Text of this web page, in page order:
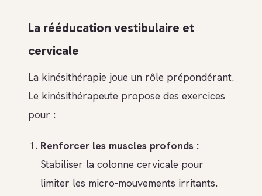
La rééducation vestibulaire et
cervicale
La kinésithérapie joue un rôle prépondérant.
Le kinésithérapeute propose des exercices
pour :
Renforcer les muscles profonds :
Stabiliser la colonne cervicale pour
limiter les micro-mouvements irritants.